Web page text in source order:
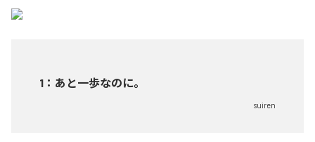
1 ： あと一歩なのに。
suiren